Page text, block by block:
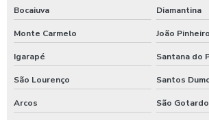
Pastilha de cloro para tratamento de água
Polímero catiônico tratamento de água
Posto com aspirador self service
Posto com aspirador self service sp
Bocaiuva Diamantina
Monte Carmelo João Pinheiro
Igarapé Santana do
São Lourenço Santos
Arcos São Gotardo